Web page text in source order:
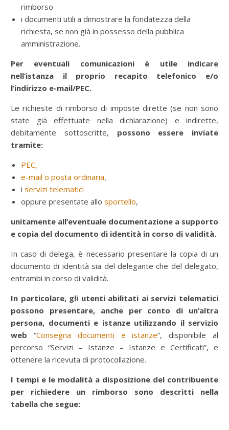
rimborso
i documenti utili a dimostrare la fondatezza della
richiesta, se non già in possesso della pubblica
amministrazione.
Per eventuali comunicazioni è utile indicare
nell’istanza il proprio recapito telefonico e/o
l’indirizzo e-mail/PEC.
Le richieste di rimborso di imposte dirette (se non sono
state già effettuate nella dichiarazione) e indirette,
debitamente sottoscritte, possono essere inviate
tramite:
PEC,
e-mail o posta ordinaria,
i servizi telematici
oppure presentate allo sportello,
unitamente all’eventuale documentazione a supporto
e copia del documento di identità in corso di validità.
In caso di delega, è necessario presentare la copia di un
documento di identità sia del delegante che del delegato,
entrambi in corso di validità.
In particolare, gli utenti abilitati ai servizi telematici
possono presentare, anche per conto di un’altra
persona, documenti e istanze utilizzando il servizio
web “Consegna documenti e istanze”, disponibile al
percorso “Servizi – Istanze – Istanze e Certificati”, e
ottenere la ricevuta di protocollazione.
I tempi e le modalità a disposizione del contribuente
per richiedere un rimborso sono descritti nella
tabella che segue: